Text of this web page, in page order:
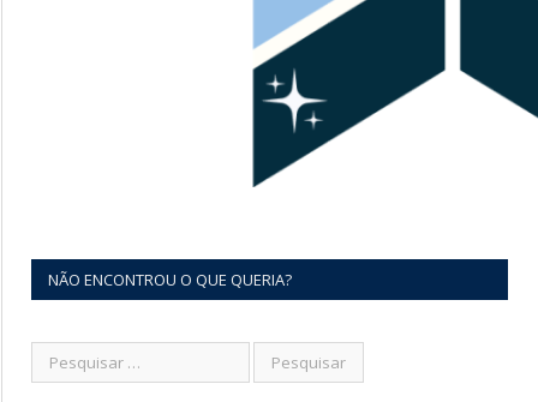
NÃO ENCONTROU O QUE QUERIA?